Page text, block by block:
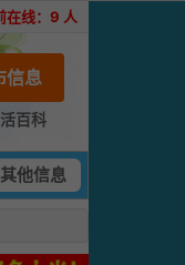
在线： 9 人
信息
百科
其他信息